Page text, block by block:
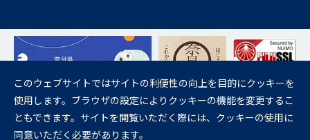
飲酒は20歳になってから。
妊娠中や授乳期の飲酒は、胎児・乳児の発育に悪影響を与えるおそれが
あります。
このウェブサイトではサイトの利便性の向上を目的にクッキーを
使用します。ブラウザの設定によりクッキーの機能を変更するこ
ともできます。サイトを閲覧いただく際には、クッキーの使用に
同意いただく必要があります。